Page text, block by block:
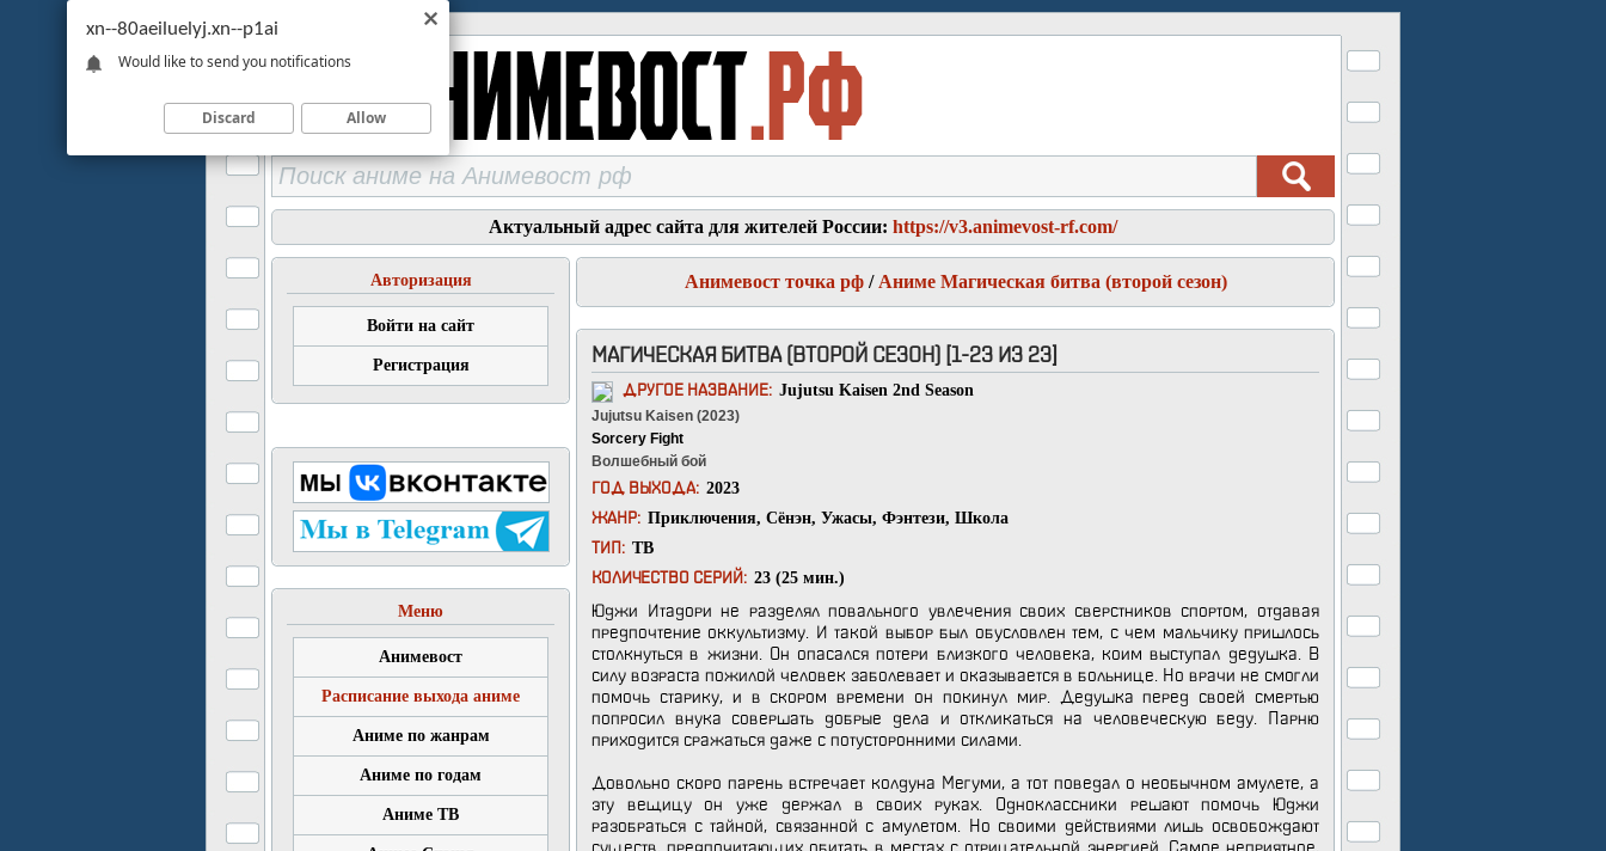
Актуальный адрес сайта для жителей России: https://v3.animevost-rf.com/
Авторизация
Войти на сайт
Регистрация
Меню
Анимевост
Расписание выхода аниме
Аниме по жанрам
Аниме по годам
Аниме ТВ
Анимевост точка рф/ Аниме Магическая битва (второй сезон)
МАГИЧЕСКАЯ БИТВА (ВТОРОЙ СЕЗОН) [1-23 ИЗ 23]
ДРУГОЕ НАЗВАНИЕ: Jujutsu Kaisen 2nd Season
Jujutsu Kaisen (2023)
Sorcery Fight
Волшебный бой
ГОД ВЫХОДА: 2023
ЖАНР: Приключения, Сёнэн, Ужасы, Фэнтези, Школа
ТИП: ТВ
КОЛИЧЕСТВО СЕРИЙ: 23 (25 мин.)
Юджи Итадори не разделял повального увлечения своих сверстников спортом, отдавая
предпочтение оккультизму. И такой выбор был обусловлен тем, с чем мальчику пришлось
столкнуться в жизни. Он опасался потери близкого человека, коим выступал дедушка. В
силу возраста пожилой человек заболевает и оказывается в больнице. Но врачи не смогли
помочь старику, и в скором времени он покинул мир. Дедушка перед своей смертью
попросил внука совершать добрые дела и откликаться на человеческую беду. Парню
приходится сражаться даже с потусторонними силами.
Довольно скоро парень встречает колдуна Мегуми, а тот поведал о необычном амулете, а
эту вещицу он уже держал в своих руках. Одноклассники решают помочь Юджи
разобраться с тайной, связанной с амулетом. Но своими действиями лишь освобождают
xn--80aeiluelyj.xn--p1ai
Would like to send you notifications
Discard Allow